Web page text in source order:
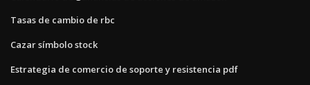
Tasas de cambio de rbc
Cazar símbolo stock
Estrategia de comercio de soporte y resistencia pdf